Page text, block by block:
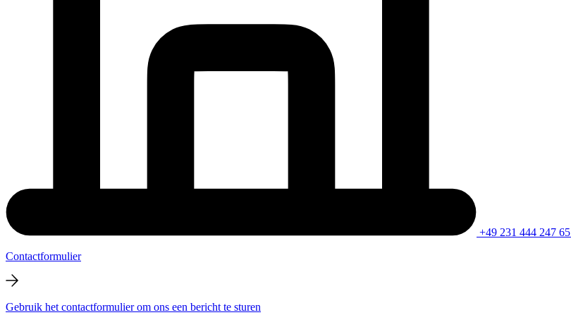
+49 231 444 247 65
Contactformulier
Gebruik het contactformulier om ons een bericht te sturen